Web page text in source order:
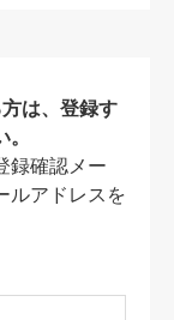
は、登録す
録確認メー
ルアドレスを